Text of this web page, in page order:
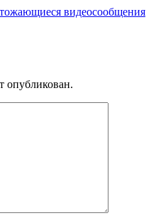
видеосообщения
опубликован.